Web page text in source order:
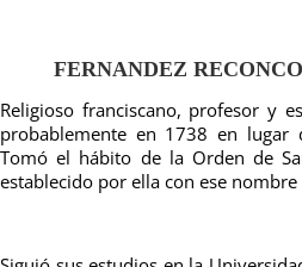
FERNANDEZ
Religioso franciscano, profesor y
probablemente en 1738 en lugar
Tomó el hábito de la Orden de
establecido por ella con ese